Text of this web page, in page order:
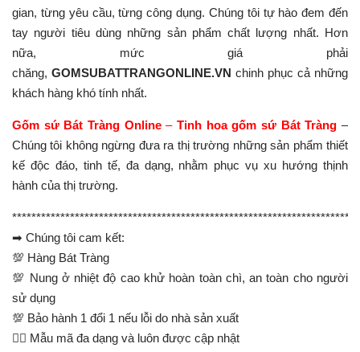
gian, từng yêu cầu, từng công dụng. Chúng tôi tự hào đem đến
tay người tiêu dùng những sản phẩm chất lượng nhất. Hơn
nữa, mức giá phải
chăng, GOMSUBATTRANGONLINE.VN chinh phục cả những
khách hàng khó tính nhất.
Gốm sứ Bát Tràng Online–Tinh hoa gốm sứ Bát Tràng –
Chúng tôi không ngừng đưa ra thị trường những sản phẩm thiết
kế độc đáo, tinh tế, đa dạng, nhằm phục vụ xu hướng thịnh
hành của thị trường.
**********************************************************************
➡ Chúng tôi cam kết:
💯 Hàng Bát Tràng
💯 Nung ở nhiệt độ cao khử hoàn toàn chì, an toàn cho người
sử dụng
💯 Bảo hành 1 đổi 1 nếu lỗi do nhà sản xuất
👉🏻 Mẫu mã đa dạng và luôn được cập nhật